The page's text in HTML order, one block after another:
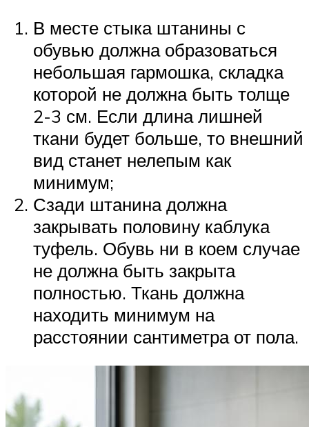
В месте стыка штанины с
обувью должна образоваться
небольшая гармошка, складка
которой не должна быть толще
2-3 см. Если длина лишней
ткани будет больше, то внешний
вид станет нелепым как
минимум;
Сзади штанина должна
закрывать половину каблука
туфель. Обувь ни в коем случае
не должна быть закрыта
полностью. Ткань должна
находить минимум на
расстоянии сантиметра от пола.